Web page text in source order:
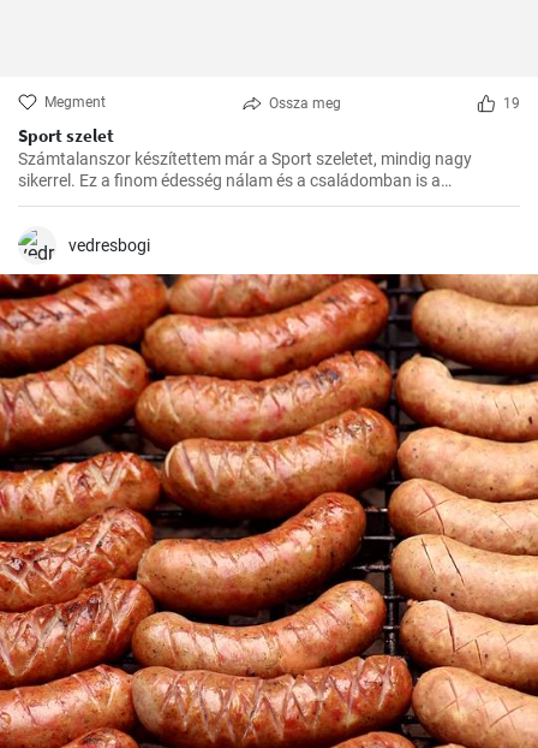
Megment Ossza meg 19
Sport szelet
Számtalanszor készítettem már a Sport szeletet, mindig nagy
sikerrel. Ez a finom édesség nálam és a családomban is a
kedvencek közé tartozik. Szívesen készítem el ajándékba is, a
vedresbogi